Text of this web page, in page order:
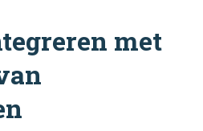
met